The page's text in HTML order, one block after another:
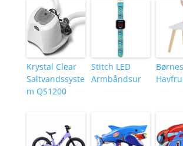
Krystal Clear
Saltvandssyste
m QS1200
Stitch LED
Armbåndsur